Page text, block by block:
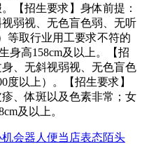
【招生要求】身体前提：
弱视、无色盲色弱、无听
等取行业用工要求不符的
身高158cm及以上。【招
、无斜视弱视、无色盲色
度以上）。【招生要求】
、体斑以及色素非常；女
及以上。
会器人便当店表态陌头